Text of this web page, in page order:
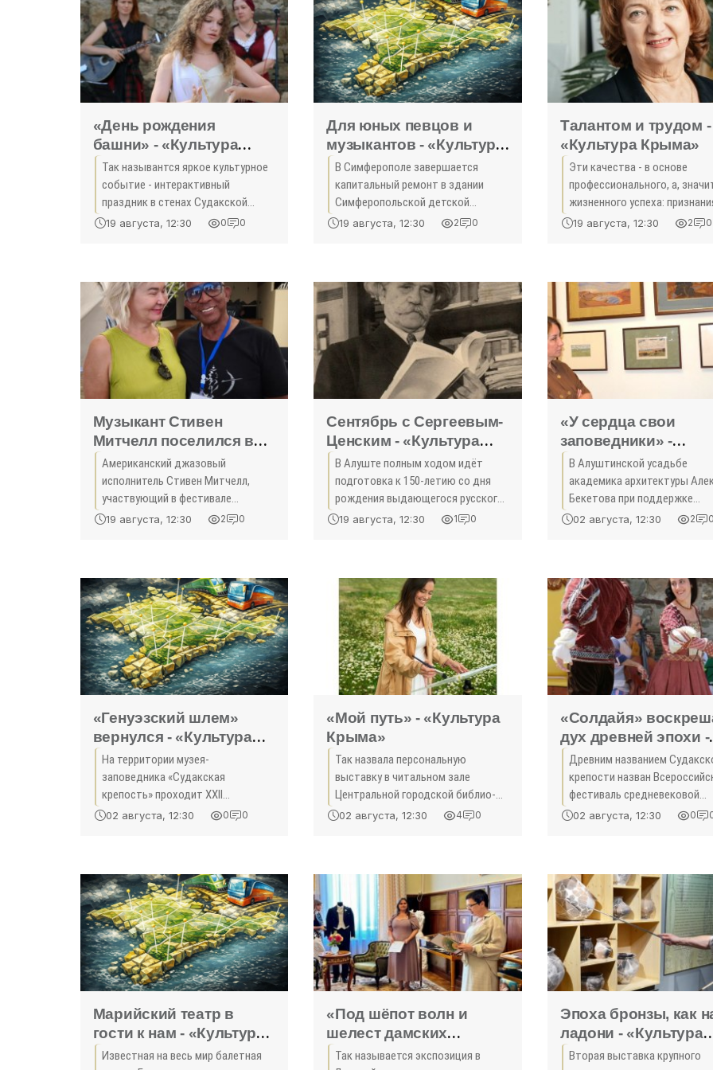
«День рождения
башни» - «Культура
Крыма»
Так назывантся яркое культурное
событие - интерактивный
праздник в стенах Судакской
генуэзской крепости,
19 августа, 12:30 0 0
Для юных певцов и
музыкантов - «Культура
Крыма»
В Симферополе завершается
капитальный ремонт в здании
Симферопольской детской
школы искусств, сообщил
Антон Давиденко.
19 августа, 12:30 2 0
Талантом и трудом -
«Культура Крыма»
Эти качества - в основе
профессионального, а,
жизненного успеха:
государством и обществом
19 августа, 12:30 2 0
Музыкант Стивен
Митчелл поселился в
Крыму - «Культура
Крыма»
Американский джазовый
исполнитель Стивен Митчелл,
участ­вующий в фестивале
«Скажите JAZZ!», признался, что
где у
19 августа, 12:30 2 0
Сентябрь с Сергеевым-
Ценским - «Культура
Крыма»
В Алуште полным ходом идёт
подготовка к 150-летию со дня
рождения выдающегося русского
прозаика, драматурга,
19 августа, 12:30 1 0
«У сердца свои
заповедники» -
«Культура Крыма»
В Алуштинской усадьбе
академика архитектуры
Бекетова при поддержке
Министерства культуры
Максимилиана
02 августа, 12:30 2 0
«Генуэзский шлем»
вернулся - «Культура
Крыма»
На территории музея-
заповедника «Судакская
крепость» проходит XXII
фестиваль «Генуэзский шлем». На
увидят
02 августа, 12:30 0 0
«Мой путь» - «Культура
Крыма»
Так назвала персональную
выставку в читальном зале
Центральной городской библио­
теки им. А. С. Пушкина член
Совета
02 августа, 12:30 4 0
«Солдайя»
дух древней эпохи -
«Культура Крыма»
Древним названием
крепости назван
фес­тиваль средневековой
культуры, который в
02 августа, 12:30 0
Марийский театр в
гости к нам - «Культура
Крыма»
Известная на весь мир балетная
«Под шёпот волн и
шелест дамских
платьев» - «Культура
Так называется экспозиция в
Эпоха бронзы, как
ладони - «Культура
Крыма»
Вторая выставка крупного